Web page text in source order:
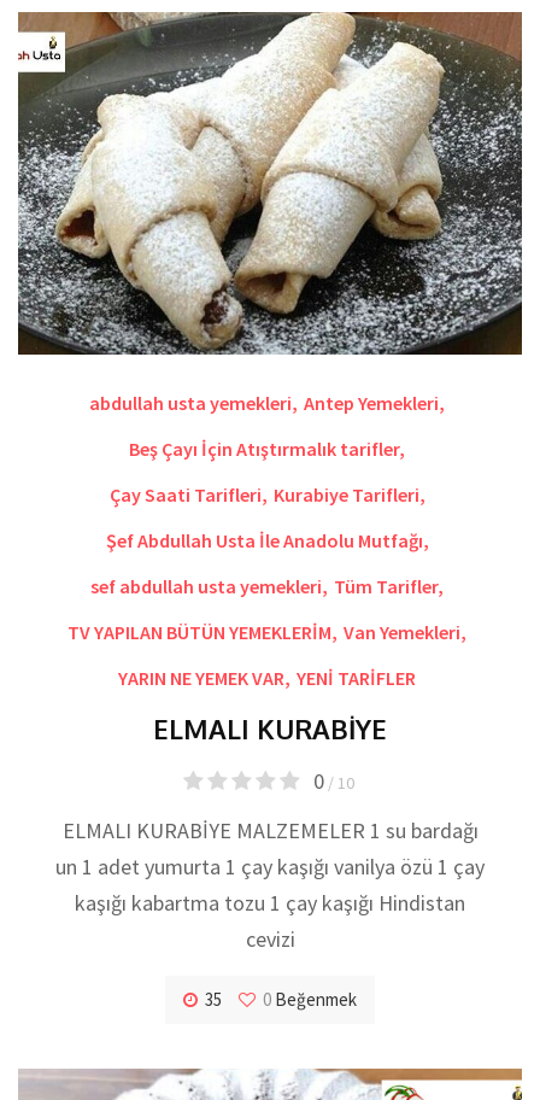
abdullah usta yemekleri, Antep Yemekleri,
Beş Çayı İçin Atıştırmalık tarifler,
Çay Saati Tarifleri, Kurabiye Tarifleri,
Şef Abdullah Usta İle Anadolu Mutfağı,
sef abdullah usta yemekleri, Tüm Tarifler,
TV YAPILAN BÜTÜN YEMEKLERİM, Van Yemekleri,
YARIN NE YEMEK VAR, YENİ TARİFLER
ELMALI KURABİYE
0/ 10
ELMALI KURABİYE MALZEMELER 1 su bardağı
un 1 adet yumurta 1 çay kaşığı vanilya özü 1 çay
kaşığı kabartma tozu 1 çay kaşığı Hindistan
cevizi
35 0 Beğenmek